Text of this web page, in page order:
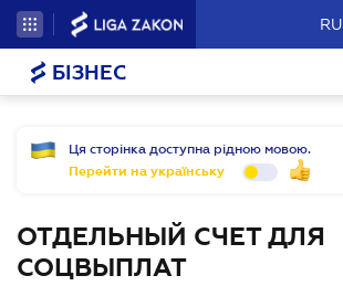
RU
БІЗНЕС
Ця сторінка доступна рідною мовою.
Перейти на українську
ОТДЕЛЬНЫЙ СЧЕТ ДЛЯ
СОЦВЫПЛАТ